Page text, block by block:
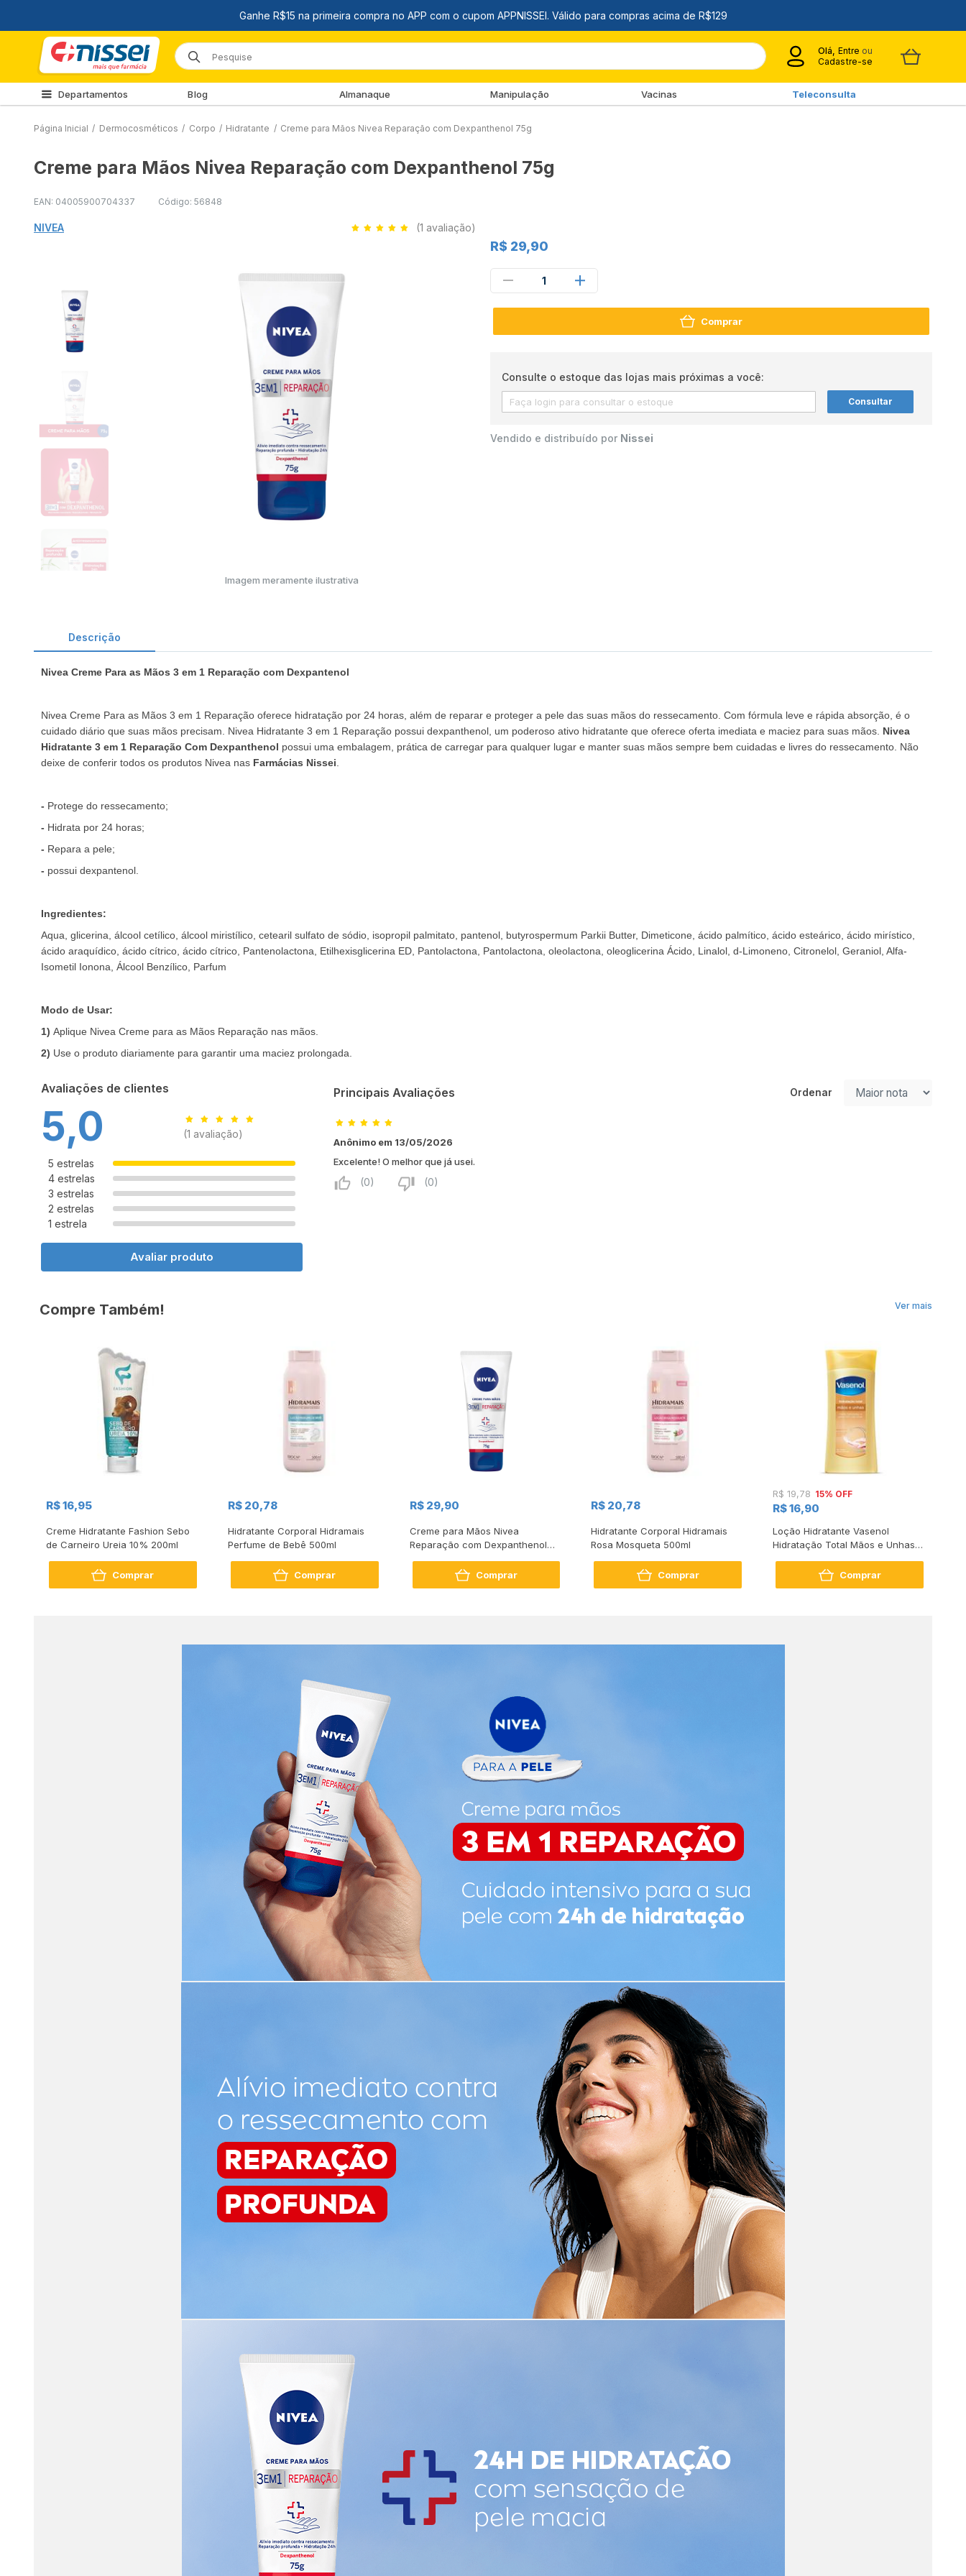
Olá, Entre ou
Cadastre-se
Departamentos Blog Almanaque Manipulação Vacinas Teleconsulta
Página Inicial / Dermocosméticos / Corpo / Hidratante / Creme para Mãos Nivea Reparação com Dexpanthenol 75g
Creme para Mãos Nivea Reparação com Dexpanthenol 75g
EAN: 04005900704337 Código: 56848
NIVEA (1 avaliação)
Imagem meramente ilustrativa
R$ 29,90
1
Comprar
Consulte o estoque das lojas mais próximas a você:
Consultar
Vendido e distribuído por Nissei
Descrição
Nivea Creme Para as Mãos 3 em 1 Reparação com Dexpantenol
Nivea Creme Para as Mãos 3 em 1 Reparação oferece hidratação por 24 horas, além de reparar e proteger a pele das suas mãos do ressecamento. Com fórmula leve e rápida absorção, é o
cuidado diário que suas mãos precisam. Nivea Hidratante 3 em 1 Reparação possui dexpanthenol, um poderoso ativo hidratante que oferece oferta imediata e maciez para suas mãos. Nivea
Hidratante 3 em 1 Reparação Com Dexpanthenol possui uma embalagem, prática de carregar para qualquer lugar e manter suas mãos sempre bem cuidadas e livres do ressecamento. Não
deixe de conferir todos os produtos Nivea nas Farmácias Nissei
- Protege do ressecamento;
- Hidrata por 24 horas;
- Repara a pele;
- possui dexpantenol.
Ingredientes:
Aqua, glicerina, álcool cetílico, álcool miristílico, cetearil sulfato de sódio, isopropil palmitato, pantenol, butyrospermum Parkii Butter, Dimeticone, ácido palmítico, ácido esteárico, ácido mirístico,
ácido araquídico, ácido cítrico, ácido cítrico, Pantenolactona, Etilhexisglicerina ED, Pantolactona, Pantolactona, oleolactona, oleoglicerina Ácido, Linalol, d-Limoneno, Citronelol, Geraniol, Alfa-
Isometil Ionona, Álcool Benzílico, Parfum
Modo de Usar:
1) Aplique Nivea Creme para as Mãos Reparação nas mãos.
2) Use o produto diariamente para garantir uma maciez prolongada.
Avaliações de clientes
5,0 (1 avaliação)
5 estrelas
4 estrelas
3 estrelas
2 estrelas
1 estrela
Avaliar produto
Principais Avaliações Ordenar
Anônimo em 13/05/2026
Excelente! O melhor que já usei.
(0) (0)
Ver mais
Compre Também!
R$ 16,95
Creme Hidratante Fashion Sebo
de Carneiro Ureia 10% 200ml
Comprar
R$ 20,78
Hidratante Corporal Hidramais
Perfume de Bebê 500ml
Comprar
R$ 29,90
Creme para Mãos Nivea
Reparação com Dexpanthenol
75g
Comprar
R$ 20,78
Hidratante Corporal Hidramais
Rosa Mosqueta 500ml
Comprar
R$ 19,78 15% OFF
R$ 16,90
Loção Hidratante Vasenol
Hidratação Total Mãos e Unhas
200ml
Comprar